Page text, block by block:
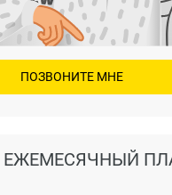
ЕЖЕМЕСЯЧНЫЙ
ПОЗВОНИТЕ МНЕ